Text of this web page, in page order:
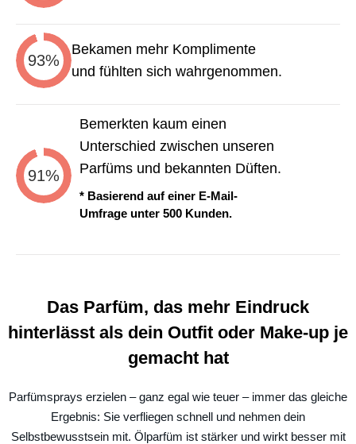
93%
Bekamen mehr Komplimente
und fühlten sich wahrgenommen.
91%
Bemerkten kaum einen
Unterschied zwischen unseren
Parfüms und bekannten Düften.
* Basierend auf einer E-Mail-
Umfrage unter 500 Kunden.
Das Parfüm, das mehr Eindruck
hinterlässt als dein Outfit oder Make-up je
gemacht hat
Parfümsprays erzielen – ganz egal wie teuer – immer das gleiche
Ergebnis: Sie verfliegen schnell und nehmen dein
Selbstbewusstsein mit. Ölparfüm ist stärker und wirkt besser mit